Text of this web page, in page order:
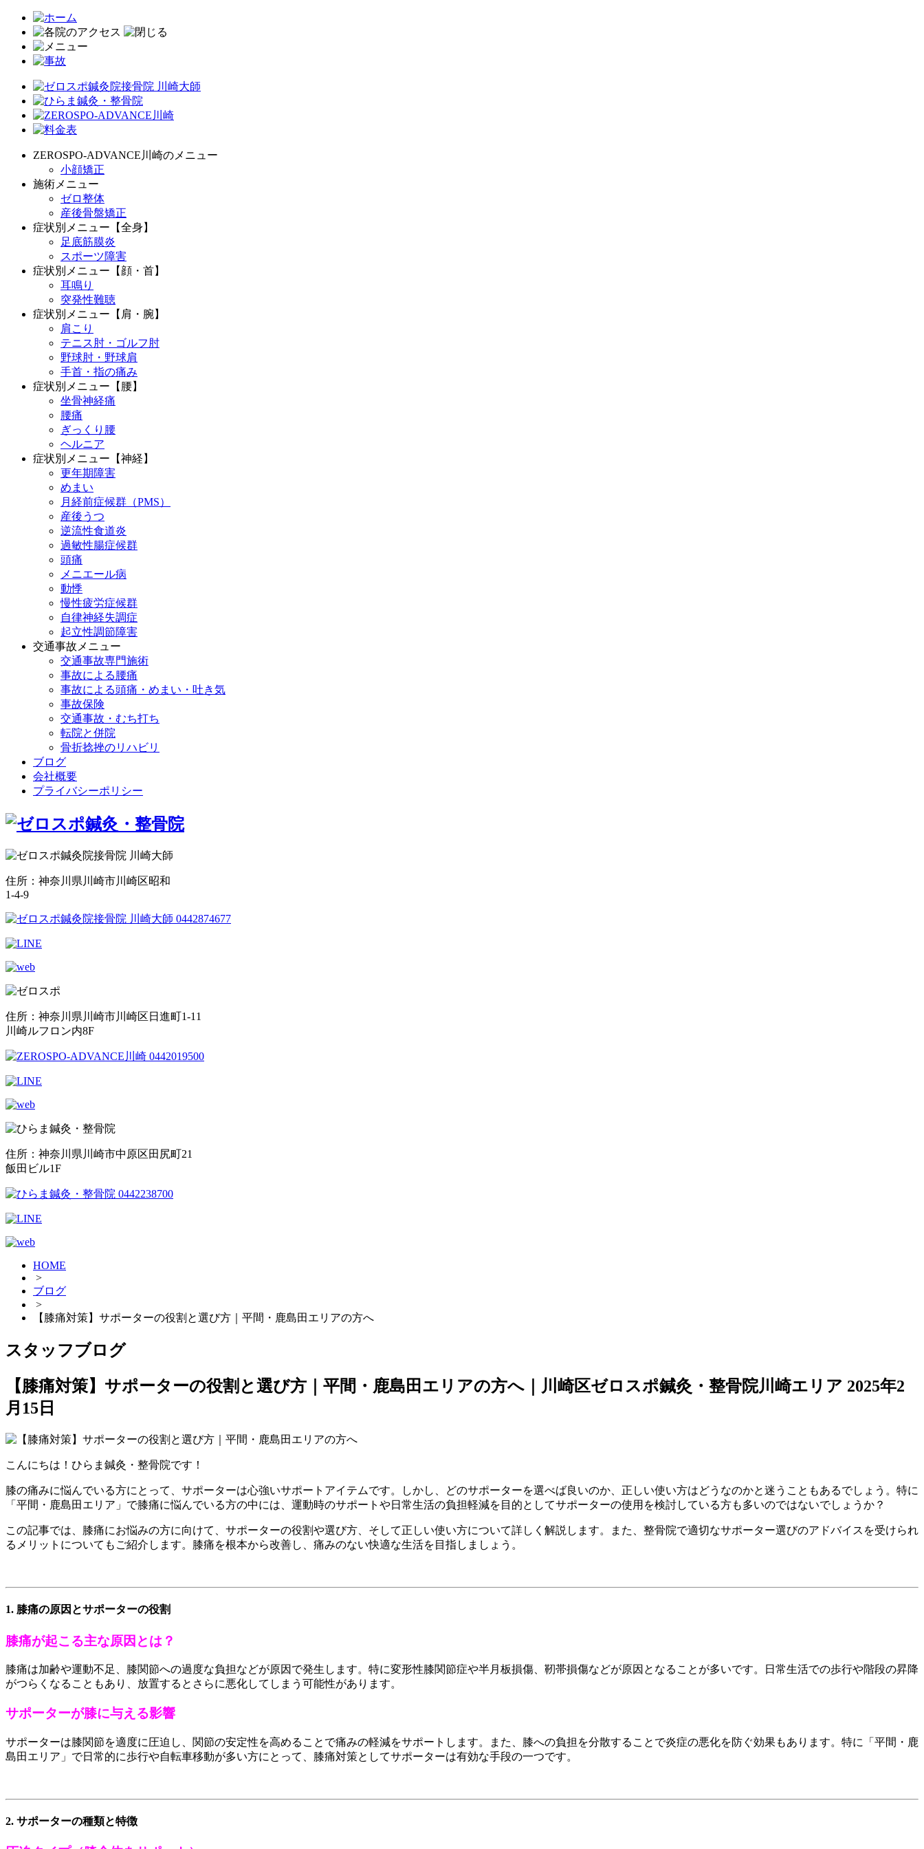
ZEROSPO-ADVANCE川崎のメニュー
小顔矯正
施術メニュー
ゼロ整体
産後骨盤矯正
症状別メニュー【全身】
足底筋膜炎
スポーツ障害
症状別メニュー【顔・首】
耳鳴り
突発性難聴
症状別メニュー【肩・腕】
肩こり
テニス肘・ゴルフ肘
野球肘・野球肩
手首・指の痛み
症状別メニュー【腰】
坐骨神経痛
腰痛
ぎっくり腰
ヘルニア
症状別メニュー【神経】
更年期障害
めまい
月経前症候群（PMS）
産後うつ
逆流性食道炎
過敏性腸症候群
頭痛
メニエール病
動悸
慢性疲労症候群
自律神経失調症
起立性調節障害
交通事故メニュー
交通事故専門施術
事故による腰痛
事故による頭痛・めまい・吐き気
事故保険
交通事故・むち打ち
転院と併院
骨折捻挫のリハビリ
ブログ
会社概要
プライバシーポリシー
住所：神奈川県川崎市川崎区昭和
1-4-9
住所：神奈川県川崎市川崎区日進町1-11
川崎ルフロン内8F
住所：神奈川県川崎市中原区田尻町21
飯田ビル1F
HOME
>
ブログ
>
【膝痛対策】サポーターの役割と選び方｜平間・鹿島田エリアの方へ
スタッフブログ
【膝痛対策】サポーターの役割と選び方｜平間・鹿島田エリアの方へ｜川崎区ゼロスポ鍼灸・整骨院川崎エリア 2025年2
月15日
こんにちは！ひらま鍼灸・整骨院です！
膝の痛みに悩んでいる方にとって、サポーターは心強いサポートアイテムです。しかし、どのサポーターを選べば良いのか、正しい使い方はどうなのかと迷うこともあるでしょう。特に
「平間・鹿島田エリア」で膝痛に悩んでいる方の中には、運動時のサポートや日常生活の負担軽減を目的としてサポーターの使用を検討している方も多いのではないでしょうか？
この記事では、膝痛にお悩みの方に向けて、サポーターの役割や選び方、そして正しい使い方について詳しく解説します。また、整骨院で適切なサポーター選びのアドバイスを受けられ
るメリットについてもご紹介します。膝痛を根本から改善し、痛みのない快適な生活を目指しましょう。
1. 膝痛の原因とサポーターの役割
膝痛が起こる主な原因とは？
膝痛は加齢や運動不足、膝関節への過度な負担などが原因で発生します。特に変形性膝関節症や半月板損傷、靭帯損傷などが原因となることが多いです。日常生活での歩行や階段の昇降
がつらくなることもあり、放置するとさらに悪化してしまう可能性があります。
サポーターが膝に与える影響
サポーターは膝関節を適度に圧迫し、関節の安定性を高めることで痛みの軽減をサポートします。また、膝への負担を分散することで炎症の悪化を防ぐ効果もあります。特に「平間・鹿
島田エリア」で日常的に歩行や自転車移動が多い方にとって、膝痛対策としてサポーターは有効な手段の一つです。
2. サポーターの種類と特徴